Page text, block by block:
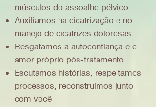
músculos do assoalho pélvico
Auxiliamos na cicatrização e no
manejo de cicatrizes dolorosas
Resgatamos a autoconfiança e o
amor próprio pós-tratamento
Escutamos histórias, respeitamos
processos, reconstruímos junto
com você